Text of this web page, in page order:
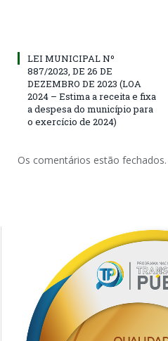
LEI MUNICIPAL Nº
887/2023, DE 26 DE
DEZEMBRO DE 2023 (LOA
2024 – Estima a receita e fixa
a despesa do município para
o exercício de 2024)
Os comentários estão fechados.